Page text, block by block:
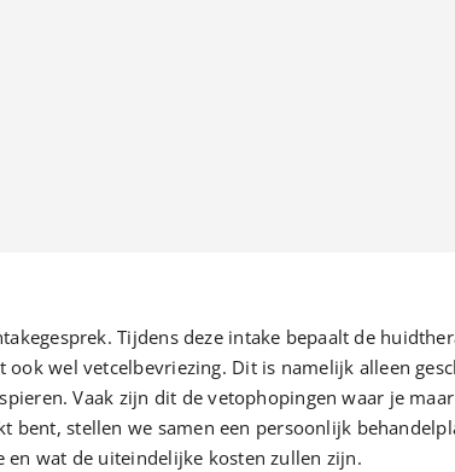
Tijdens deze intake bepaalt de
wel vetcelbevriezing. Dit is namelijk alleen
Vaak zijn dit de vetophopingen waar je
bent, stellen we samen een persoonlijk
wat de uiteindelijke kosten zullen zijn.